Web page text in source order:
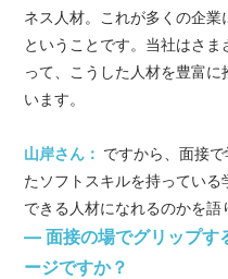
ネス人材。これが多くの企
ということです。当社はさ
って、こうした人材を豊富
います。
山岸さん： ですから、面接
たソフトスキルを持ってい
できる人材になれるのかを語
― 面接の場でグリップす
ージですか？